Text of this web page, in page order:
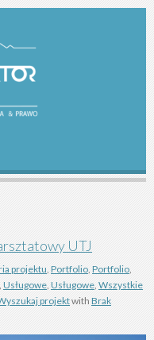
UTJ
projektu, Portfolio, Portfolio,
, Usługowe, Usługowe, Wszystkie
projektwith Brak